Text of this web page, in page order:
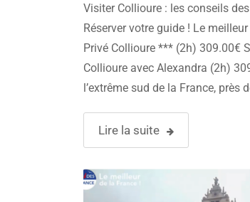
Visiter Collioure : les conseils
Réserver votre guide ! Le
Privé Collioure *** (2h) 309.00€
Collioure avec Alexandra (2h)
l’extrême sud de la France, près
méditerranéenne qui …
Lire la suite